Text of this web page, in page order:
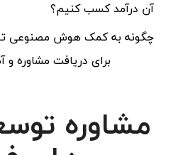
آن درآمد کسب کنیم؟
چگونه به کمک هوش مصنوعی
برای دریافت مشاوره
مشاوره